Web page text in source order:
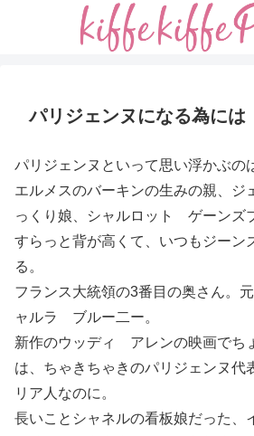
パリジェンヌになる為には
パリジェンヌといって思い浮かぶの
エルメスのバーキンの生みの親、
っくり娘、シャルロット ゲーンズ
すらっと背が高くて、いつもジーン
る。
フランス大統領の3番目の奥さん。
ャルラ ブルー二ー。
新作のウッディ アレンの映画でち
は、ちゃきちゃきのパリジェンヌ代
リア人なのに。
長いことシャネルの看板娘だっ